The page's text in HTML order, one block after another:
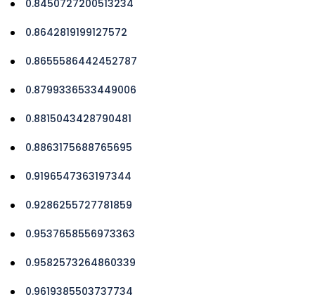
0.8450727200513234
0.8642819199127572
0.8655586442452787
0.8799336533449006
0.8815043428790481
0.8863175688765695
0.9196547363197344
0.9286255727781859
0.9537658556973363
0.9582573264860339
0.9619385503737734